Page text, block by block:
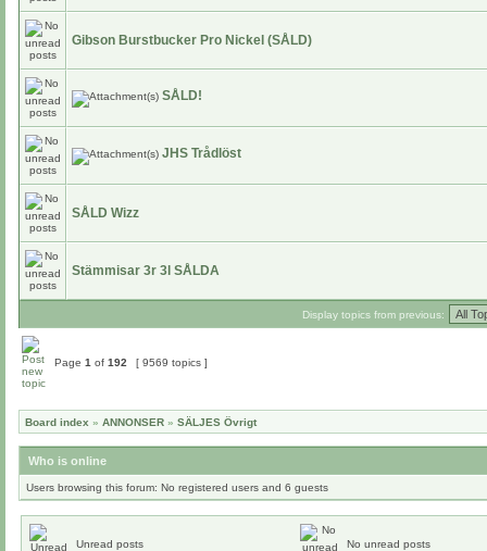
Gibson Burstbucker Pro Nickel (SÅLD)
SÅLD!
JHS Trådlöst
SÅLD Wizz
Stämmisar 3r 3l SÅLDA
Display topics from previous:
Page 1 of 192 [ 9569 topics ]
Board index » ANNONSER » SÄLJES Övrigt
Who is online
Users browsing this forum: No registered users and 6 guests
Unread posts No unread posts